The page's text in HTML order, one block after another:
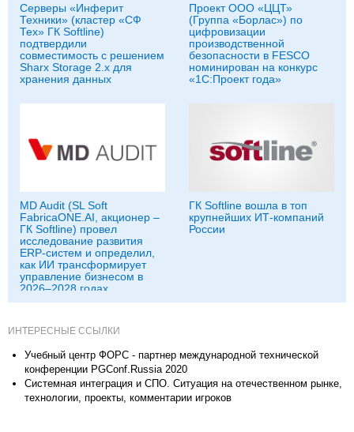
Серверы «Инферит
Техники» (кластер «СФ
Тех» ГК Softline)
подтвердили
совместимость с решением
Sharx Storage 2.x для
хранения данных
Проект ООО «ЦЦТ»
(Группа «Борлас») по
цифровизации
производственной
безопасности в FESCO
номинирован на конкурс
«1С:Проект года»
MD Audit (SL Soft
FabricaONE.AI, акционер –
ГК Softline) провел
исследование развития
ERP-систем и определил,
как ИИ трансформирует
управление бизнесом в
2026–2028 годах
ГК Softline вошла в топ
крупнейших ИТ-компаний
России
ИНТЕРЕСНЫЕ ССЫЛКИ
Учебный центр ФОРС - партнер международной технической
конференции PGConf.Russia 2020
Системная интеграция и СПО. Ситуация на отечественном рынке,
технологии, проекты, комментарии игроков